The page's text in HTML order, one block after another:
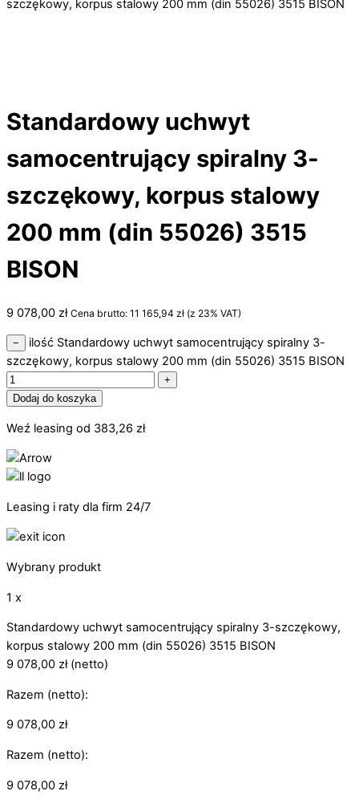
szczękowy, korpus stalowy 200 mm (din 55026) 3515 BISON
Standardowy uchwyt
samocentrujący spiralny 3-
szczękowy, korpus stalowy
200 mm (din 55026) 3515
BISON
9 078,00 zł Cena brutto: 11 165,94 zł (z 23% VAT)
−
ilość Standardowy uchwyt samocentrujący spiralny 3-
szczękowy, korpus stalowy 200 mm (din 55026) 3515 BISON
+
Dodaj do koszyka
Weź leasing od 383,26 zł
Leasing i raty dla firm 24/7
Wybrany produkt
1 x
Standardowy uchwyt samocentrujący spiralny 3-szczękowy,
korpus stalowy 200 mm (din 55026) 3515 BISON
9 078,00 zł(netto)
Razem (netto):
9 078,00 zł
Razem (netto):
9 078,00 zł